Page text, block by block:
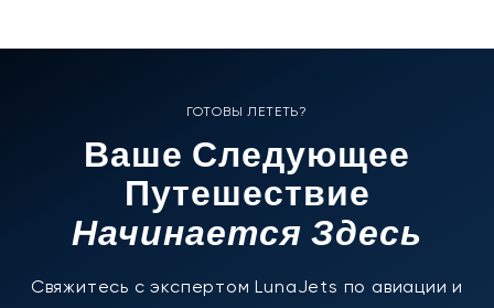
ГОТОВЫ ЛЕТЕТЬ?
Ваше Следующее
Путешествие
Начинается Здесь
Свяжитесь с экспертом LunaJets по авиации и